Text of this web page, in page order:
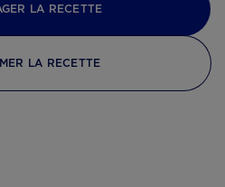
LA RECETTE
LA RECETTE